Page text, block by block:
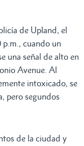
de Upland, el
cuando un
una señal de alto en
Avenue. Al
intoxicado, se
pero segundos
de la ciudad y